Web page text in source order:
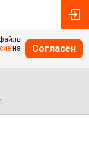
на
Согласен